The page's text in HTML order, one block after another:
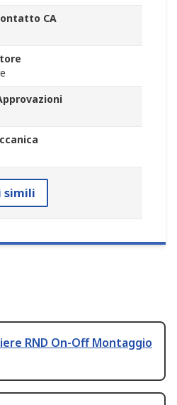
CA
simili
RND On-Off Montaggio